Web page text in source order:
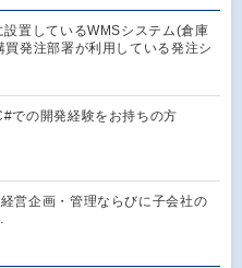
設置しているWMSシステム(倉庫
発注部署が利用している発注シ
での開発経験をお持ちの方
営企画・管理ならびに子会社の